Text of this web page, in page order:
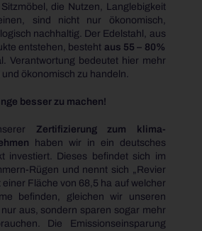
die Nutzen, Langlebigkeit
sind nicht nur ökonomisch,
nachhaltig. Der Edelstahl, aus
entstehen, besteht aus 55 – 80%
l. Verantwortung bedeutet hier mehr
ökonomisch zu handeln.
besser zu machen!
Zertifizierung zum klima-
haben wir in ein deutsches
investiert. Dieses befindet sich im
Rügen und nennt sich „Revier
Fläche von 68,5 ha auf welcher
befinden, gleichen wir unseren
aus, sondern sparen sogar mehr
Die Emissionseinsparung